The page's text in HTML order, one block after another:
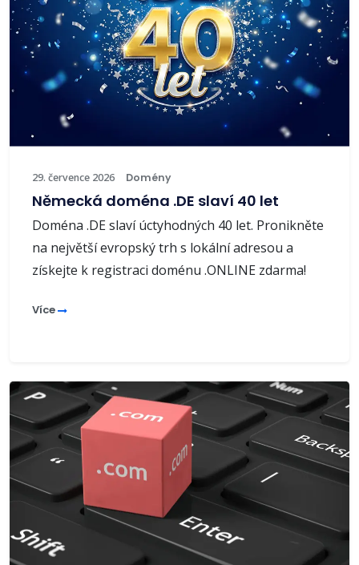
29. července 2026 Domény
Německá doména .DE slaví 40 let
Doména .DE slaví úctyhodných 40 let. Pronikněte
na největší evropský trh s lokální adresou a
získejte k registraci doménu .ONLINE zdarma!
Více